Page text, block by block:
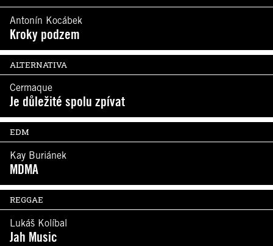
Antonín Kocábek
Kroky podzem
ALTERNATIVA
Cermaque
Je důležité spolu zpívat
EDM
Kay Buriánek
MDMA
REGGAE
Lukáš Kolíbal
Jah Music